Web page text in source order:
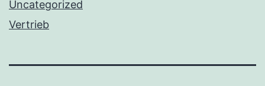
Uncategorized
Vertrieb